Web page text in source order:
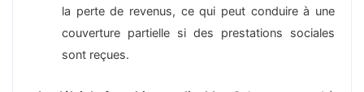
la perte de revenus, ce qui peut conduire à une
couverture partielle si des prestations sociales
sont reçues.